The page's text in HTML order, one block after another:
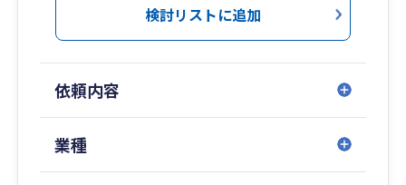
検討リストに追加
依頼内容
業種